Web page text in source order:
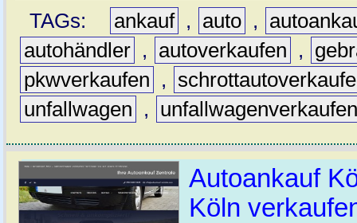
TAGs:
ankauf , auto ,
autohändler , autoverkaufen ,
pkwverkaufen
,
unfallwagen
,
Autoankauf
Köln